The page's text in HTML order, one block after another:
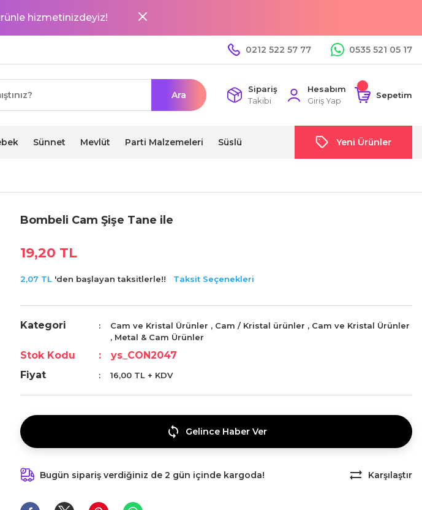
hizmetinizdeyiz!
0212 522 57 77 0535 521 05 17
Ara
Sipariş
Takibi
Hesabım
Giriş Yap
Sepetim
Sünnet Mevlüt Parti Malzemeleri Süslü Yeni Ürünler
Bombeli Cam Şişe Tane ile
19,20 TL
2,07 TL 'den başlayan taksitlerle!! Taksit Seçenekleri
Kategori Cam ve Kristal Ürünler , Cam / Kristal ürünler , Cam ve Kristal Ürünler
, Metal & Cam Ürünler
Stok Kodu
ys_CON2047
Fiyat
16,00 TL + KDV
Gelince Haber Ver
Bugün sipariş verdiğiniz de 2 gün içinde kargoda! Karşılaştır